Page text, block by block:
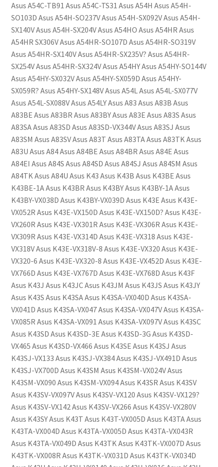
Asus A54C-TB91 Asus A54C-TS31 Asus A54H Asus A54H-
SO103D Asus A54H-SO237V Asus A54H-SX092V Asus A54H-
SX140V Asus A54H-SX204V Asus A54HO Asus A54HR Asus
A54HR SX306V Asus A54HR-SO107D Asus A54HR-SO319V
Asus A54HR-SX140V Asus A54HR-SX235V? Asus A54HR-
SX254V Asus A54HR-SX324V Asus A54HY Asus A54HY-SO144V
Asus A54HY-SX032V Asus A54HY-SX059D Asus A54HY-
SX059R? Asus A54HY-SX148V Asus A54L Asus A54L-SX077V
Asus A54L-SX088V Asus A54LY Asus A83 Asus A83B Asus
A83BE Asus A83BR Asus A83BY Asus A83E Asus A83S Asus
A83SA Asus A83SD Asus A83SD-VX344V Asus A83SJ Asus
A83SM Asus A83SV Asus A83T Asus A83TA Asus A83TK Asus
A83U Asus A84 Asus A84BE Asus A84BR Asus A84E Asus
A84EI Asus A84S Asus A84SD Asus A84SJ Asus A84SM Asus
A84TK Asus A84U Asus K43 Asus K43B Asus K43BE Asus
K43BE-1A Asus K43BR Asus K43BY Asus K43BY-1A Asus
K43BY-VX038D Asus K43BY-VX039D Asus K43E Asus K43E-
VX052R Asus K43E-VX150D Asus K43E-VX150D? Asus K43E-
VX260R Asus K43E-VX301R Asus K43E-VX306R Asus K43E-
VX309R Asus K43E-VX314D Asus K43E-VX318 Asus K43E-
VX318V Asus K43E-VX318V-8 Asus K43E-VX320 Asus K43E-
VX320-6 Asus K43E-VX320-8 Asus K43E-VX452D Asus K43E-
VX766D Asus K43E-VX767D Asus K43E-VX768D Asus K43F
Asus K43J Asus K43JC Asus K43JM Asus K43JS Asus K43JY
Asus K43S Asus K43SA Asus K43SA-VX040D Asus K43SA-
VX041D Asus K43SA-VX047 Asus K43SA-VX047V Asus K43SA-
VX085R Asus K43SA-VX091 Asus K43SA-VX097V Asus K43SC
Asus K43SD Asus K43SD-3E Asus K43SD-3G Asus K43SD-
VX465 Asus K43SD-VX466 Asus K43SE Asus K43SJ Asus
K43SJ-VX133 Asus K43SJ-VX384 Asus K43SJ-VX491D Asus
K43SJ-VX700D Asus K43SM Asus K43SM-VX024V Asus
K43SM-VX090 Asus K43SM-VX094 Asus K43SR Asus K43SV
Asus K43SV-VX097V Asus K43SV-VX120 Asus K43SV-VX129?
Asus K43SV-VX142 Asus K43SV-VX266 Asus K43SV-VX280V
Asus K43SY Asus K43T Asus K43T-VX005D Asus K43TA Asus
K43TA-VX004D Asus K43TA-VX005D Asus K43TA-VX043R
Asus K43TA-VX049D Asus K43TK Asus K43TK-VX007D Asus
K43TK-VX008R Asus K43TK-VX031D Asus K43TK-VX034D